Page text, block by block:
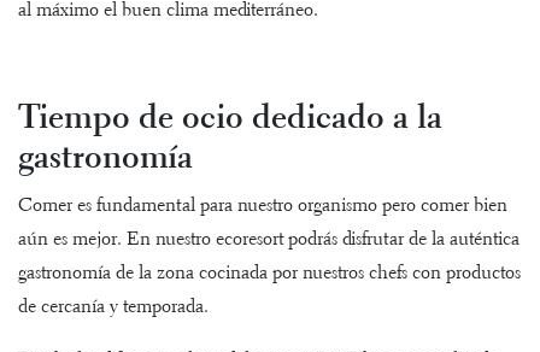
al máximo el buen clima mediterráneo.
Tiempo de ocio dedicado a la
gastronomía
Comer es fundamental para nuestro organismo pero comer bien
aún es mejor. En nuestro ecoresort podrás disfrutar de la auténtica
gastronomía de la zona cocinada por nuestros chefs con productos
de cercanía y temporada.